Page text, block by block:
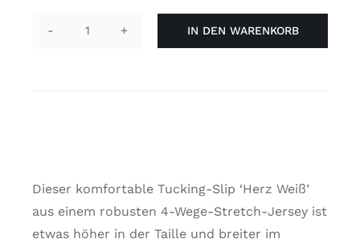
IN DEN WARENKORB
Dieser komfortable Tucking-Slip ‘Herz Weiß’
aus einem robusten 4-Wege-Stretch-Jersey ist
etwas höher in der Taille und breiter im